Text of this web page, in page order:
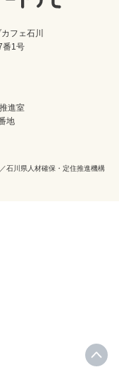
フェ石川
番1号
進室
地
石川県人材確保・定住推進機構